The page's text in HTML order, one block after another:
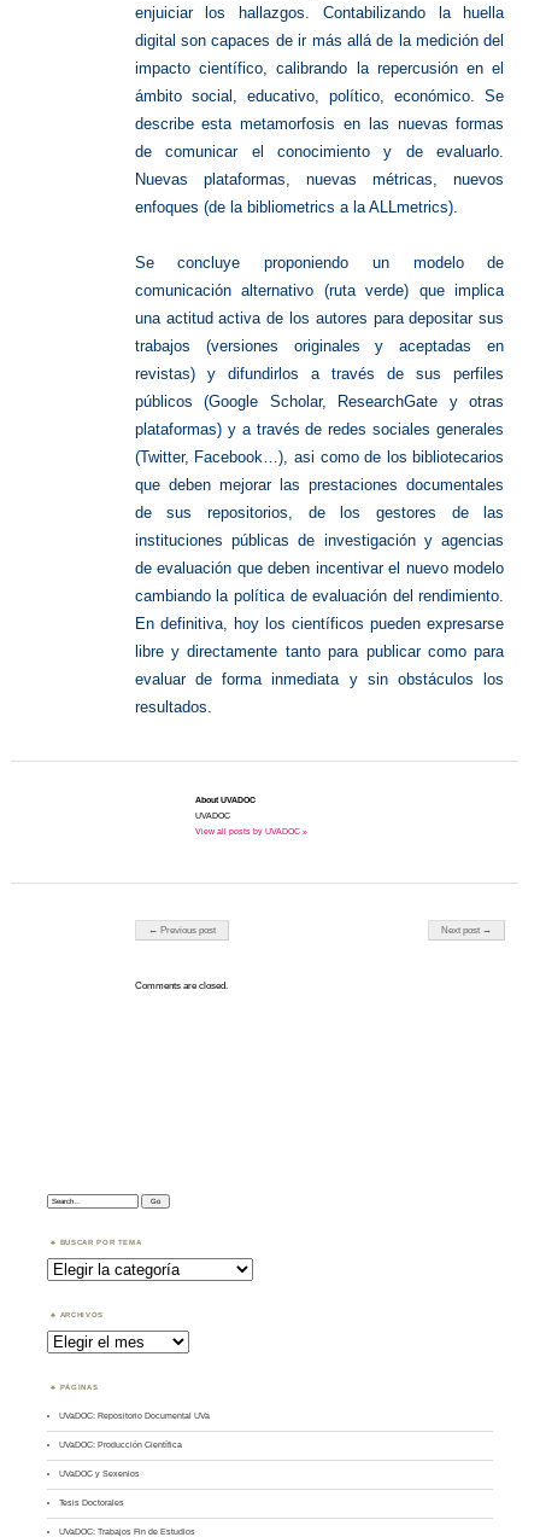
enjuiciar los hallazgos. Contabilizando la huella
digital son capaces de ir más allá de la medición del
impacto científico, calibrando la repercusión en el
ámbito social, educativo, político, económico. Se
describe esta metamorfosis en las nuevas formas
de comunicar el conocimiento y de evaluarlo.
Nuevas plataformas, nuevas métricas, nuevos
enfoques (de la bibliometrics a la ALLmetrics).
Se concluye proponiendo un modelo de
comunicación alternativo (ruta verde) que implica
una actitud activa de los autores para depositar sus
trabajos (versiones originales y aceptadas en
revistas) y difundirlos a través de sus perfiles
públicos (Google Scholar, ResearchGate y otras
plataformas) y a través de redes sociales generales
(Twitter, Facebook…), asi como de los bibliotecarios
que deben mejorar las prestaciones documentales
de sus repositorios, de los gestores de las
instituciones públicas de investigación y agencias
de evaluación que deben incentivar el nuevo modelo
cambiando la política de evaluación del rendimiento.
En definitiva, hoy los científicos pueden expresarse
libre y directamente tanto para publicar como para
evaluar de forma inmediata y sin obstáculos los
resultados.
About UVADOC
UVADOC
View all posts by UVADOC »
Post navigation
← Previous post Next post →
Comments are closed.
Search:
BUSCAR POR TEMA
Buscar
por
Tema
ARCHIVOS
Archivos
PÁGINAS
UVaDOC: Repositorio Documental UVa
UVaDOC: Producción Científica
UVaDOC y Sexenios
Tesis Doctorales
UVaDOC: Trabajos Fin de Estudios